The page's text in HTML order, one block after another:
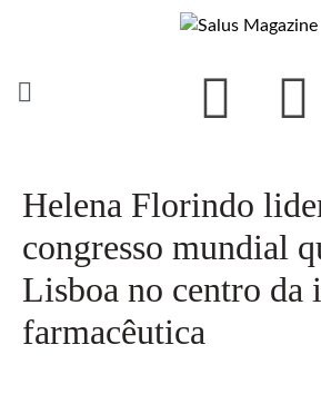
Helena Florindo
congresso mundial
Lisboa no centro da
farmacêutica